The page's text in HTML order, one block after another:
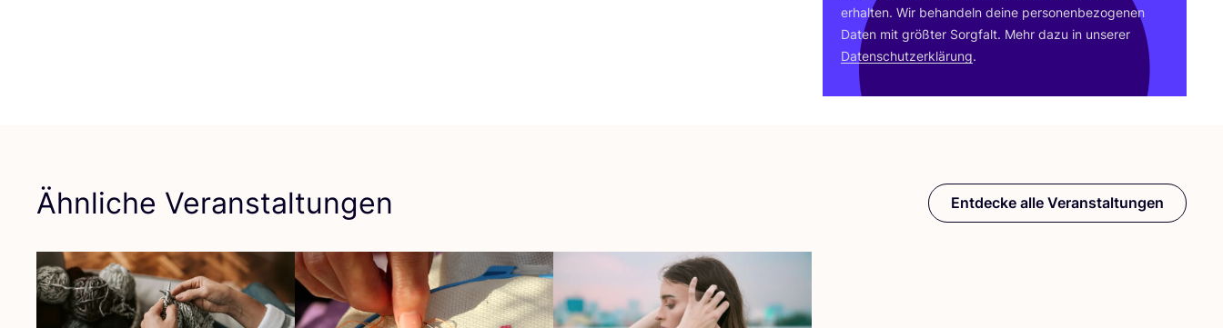
erhal­ten. Wir behan­deln dei­ne per­so­nen­be­zo­ge­nen
Daten mit größ­ter Sorg­falt. Mehr dazu in unse­rer
Daten­schutz­er­klä­rung.
Ähnliche Veranstaltungen Entdecke alle Veranstaltungen